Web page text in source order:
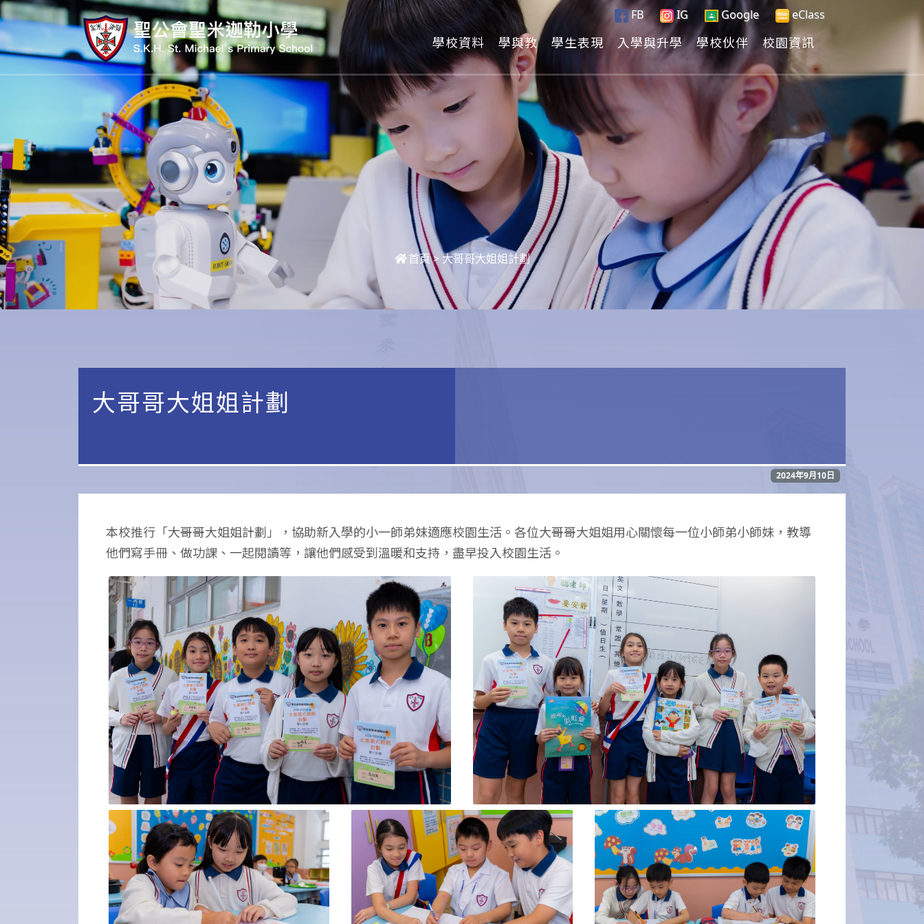
FB IG Google eClass
學校資料 學與教 學生表現 入學與升學 學校伙伴 校園資訊
首頁> 大哥哥大姐姐計劃
大哥哥大姐姐計劃
2024年9月10日
本校推行「大哥哥大姐姐計劃」，協助新入學的小一師弟妹適應校園生活。各位大哥哥大姐姐用心關懷每一位小師弟小師妹，教導
他們寫手冊、做功課、一起閱讀等，讓他們感受到溫暖和支持，盡早投入校園生活。